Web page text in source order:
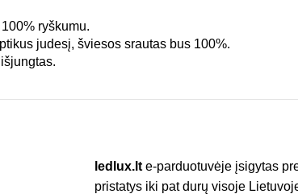
ryškumu.
judesį, šviesos srautas bus 100%.
ledlux.lt e-parduotuvėje įsigytas
pristatys iki pat durų visoje